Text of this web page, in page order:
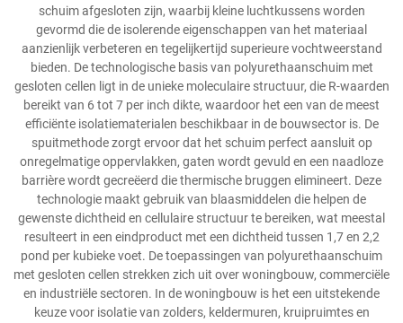
schuim afgesloten zijn, waarbij kleine luchtkussens worden
gevormd die de isolerende eigenschappen van het materiaal
aanzienlijk verbeteren en tegelijkertijd superieure vochtweerstand
bieden. De technologische basis van polyurethaanschuim met
gesloten cellen ligt in de unieke moleculaire structuur, die R-waarden
bereikt van 6 tot 7 per inch dikte, waardoor het een van de meest
efficiënte isolatiematerialen beschikbaar in de bouwsector is. De
spuitmethode zorgt ervoor dat het schuim perfect aansluit op
onregelmatige oppervlakken, gaten wordt gevuld en een naadloze
barrière wordt gecreëerd die thermische bruggen elimineert. Deze
technologie maakt gebruik van blaasmiddelen die helpen de
gewenste dichtheid en cellulaire structuur te bereiken, wat meestal
resulteert in een eindproduct met een dichtheid tussen 1,7 en 2,2
pond per kubieke voet. De toepassingen van polyurethaanschuim
met gesloten cellen strekken zich uit over woningbouw, commerciële
en industriële sectoren. In de woningbouw is het een uitstekende
keuze voor isolatie van zolders, keldermuren, kruipruimtes en